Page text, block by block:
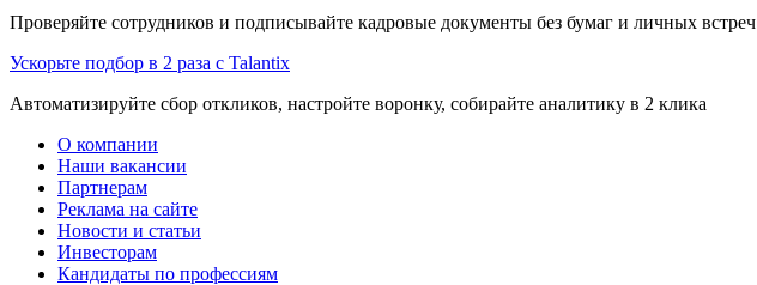
Проверяйте сотрудников и подписывайте кадровые документы без бумаг и личных встреч
Ускорьте подбор в 2 раза с Talantix
Автоматизируйте сбор откликов, настройте воронку, собирайте аналитику в 2 клика
О компании
Наши вакансии
Партнерам
Реклама на сайте
Новости и статьи
Инвесторам
Кандидаты по профессиям